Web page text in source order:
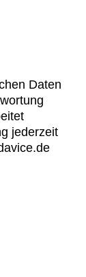
Daten
jederzeit